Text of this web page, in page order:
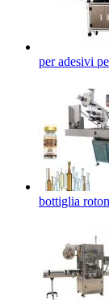
per adesivi
bottiglia